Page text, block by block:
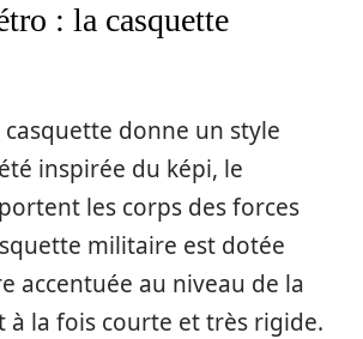
: la casquette
casquette donne un style
inspirée du képi, le
les corps des forces
militaire est dotée
accentuée au niveau de la
à la fois courte et très rigide.